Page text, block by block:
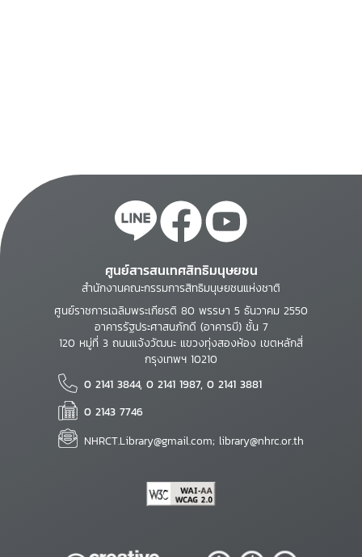
ศูนย์สารสนเทศสิทธิมนุษยชน
สำนักงานคณะกรรมการสิทธิมนุษยชนแห่งชาติ
ศูนย์ราชการเฉลิมพระเกียรติ 80 พรรษา 5 ธันวาคม 2550
อาคารรัฐประศาสนภักดี (อาคารบี) ชั้น 7
120 หมู่ที่ 3 ถนนแจ้งวัฒนะ แขวงทุ่งสองห้อง เขตหลักสี่
กรุงเทพฯ 10210
0 2141 3844, 0 2141 1987, 0 2141 3881
0 2143 7746
NHRCT.Library@gmail.com; library@nhrc.or.th